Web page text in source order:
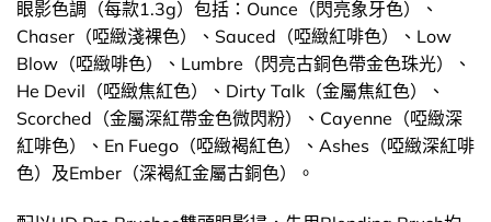
眼影色調（每款1.3g）包括：Ounce（閃亮象牙色）、
Chaser（啞緻淺裸色）、Sauced（啞緻紅啡色）、Low
Blow（啞緻啡色）、Lumbre（閃亮古銅色帶金色珠光）、
He Devil（啞緻焦紅色）、Dirty Talk（金屬焦紅色）、
Scorched（金屬深紅帶金色微閃粉）、Cayenne（啞緻深
紅啡色）、En Fuego（啞緻褐紅色）、Ashes（啞緻深紅啡
色）及Ember（深褐紅金屬古銅色）。